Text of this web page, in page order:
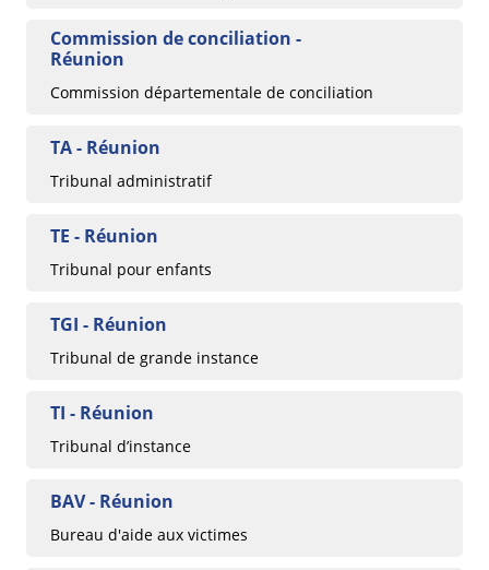
Commission de conciliation -
Réunion
Commission départementale de conciliation
TA - Réunion
Tribunal administratif
TE - Réunion
Tribunal pour enfants
TGI - Réunion
Tribunal de grande instance
TI - Réunion
Tribunal d’instance
BAV - Réunion
Bureau d'aide aux victimes